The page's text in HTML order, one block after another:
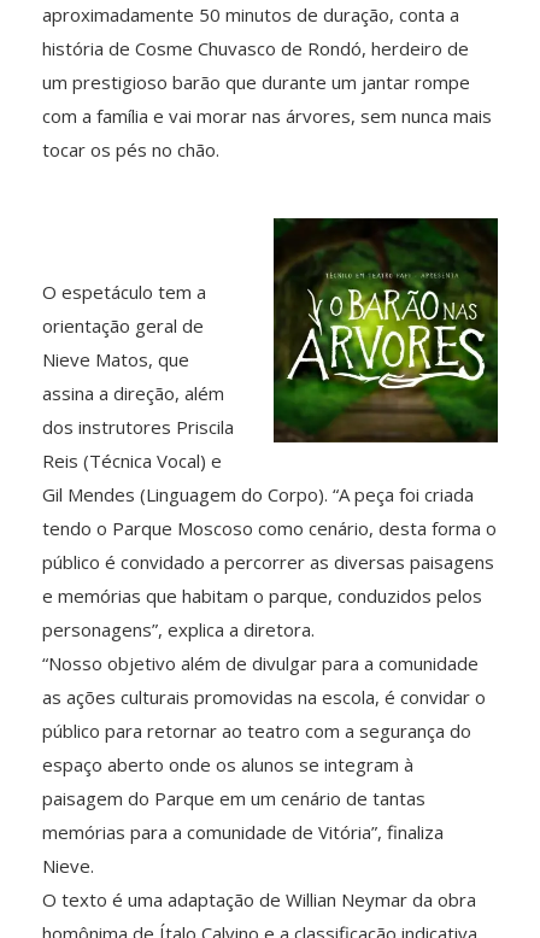
aproximadamente 50 minutos de duração, conta a
história de Cosme Chuvasco de Rondó, herdeiro de
um prestigioso barão que durante um jantar rompe
com a família e vai morar nas árvores, sem nunca mais
tocar os pés no chão.
O espetáculo tem a
orientação geral de
Nieve Matos, que
assina a direção, além
dos instrutores Priscila
Reis (Técnica Vocal) e
Gil Mendes (Linguagem do Corpo). “A peça foi criada
tendo o Parque Moscoso como cenário, desta forma o
público é convidado a percorrer as diversas paisagens
e memórias que habitam o parque, conduzidos pelos
personagens”, explica a diretora.
“Nosso objetivo além de divulgar para a comunidade
as ações culturais promovidas na escola, é convidar o
público para retornar ao teatro com a segurança do
espaço aberto onde os alunos se integram à
paisagem do Parque em um cenário de tantas
memórias para a comunidade de Vitória”, finaliza
Nieve.
O texto é uma adaptação de Willian Neymar da obra